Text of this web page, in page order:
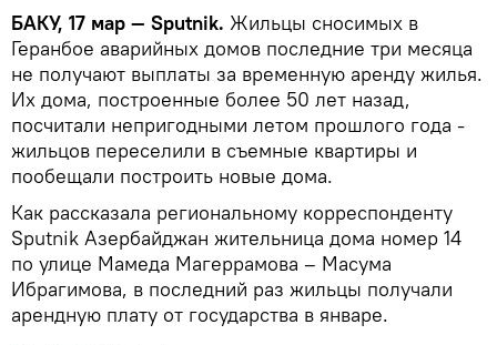
БАКУ, 17 мар — Sputnik. Жильцы сносимых в
Геранбое аварийных домов последние три месяца
не получают выплаты за временную аренду жилья.
Их дома, построенные более 50 лет назад,
посчитали непригодными летом прошлого года -
жильцов переселили в съемные квартиры и
пообещали построить новые дома.
Как рассказала региональному корреспонденту
Sputnik Азербайджан жительница дома номер 14
по улице Мамеда Магеррамова – Масума
Ибрагимова, в последний раз жильцы получали
арендную плату от государства в январе.